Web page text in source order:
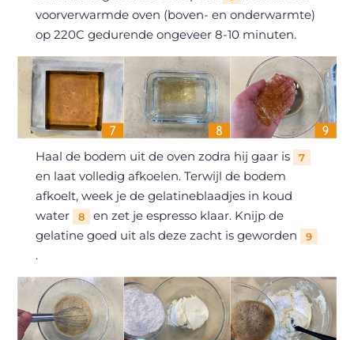
voorverwarmde oven (boven- en onderwarmte)
op 220C gedurende ongeveer 8-10 minuten.
Haal de bodem uit de oven zodra hij gaar is 7
en laat volledig afkoelen. Terwijl de bodem
afkoelt, week je de gelatineblaadjes in koud
water
8
en zet je espresso klaar. Knijp de
gelatine goed uit als deze zacht is geworden
9
.